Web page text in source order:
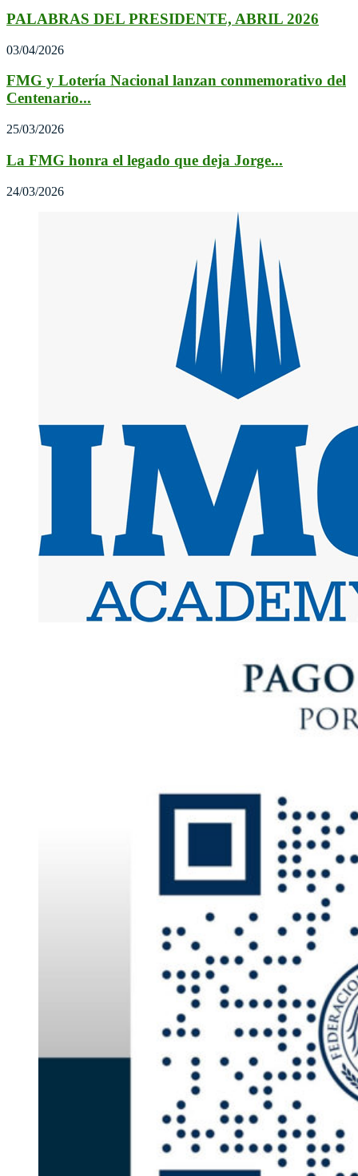
PALABRAS DEL PRESIDENTE, ABRIL 2026
03/04/2026
FMG y Lotería Nacional lanzan conmemorativo del
Centenario...
25/03/2026
La FMG honra el legado que deja Jorge...
24/03/2026